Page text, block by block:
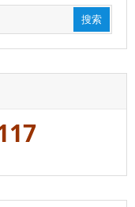
搜索